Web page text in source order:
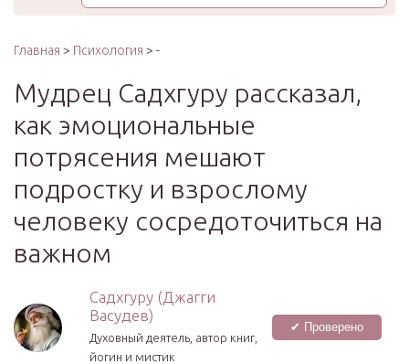
Главная > Психология > -
Мудрец Садхгуру рассказал,
как эмоциональные
потрясения мешают
подростку и взрослому
человеку сосредоточиться на
важном
Садхгуру (Джагги
Васудев)
Духовный деятель, автор книг,
йогин и мистик
✔ Проверено